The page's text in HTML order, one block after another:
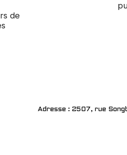
de
Adresse : 2507, rue